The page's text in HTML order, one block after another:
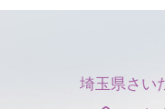
埼玉県さい